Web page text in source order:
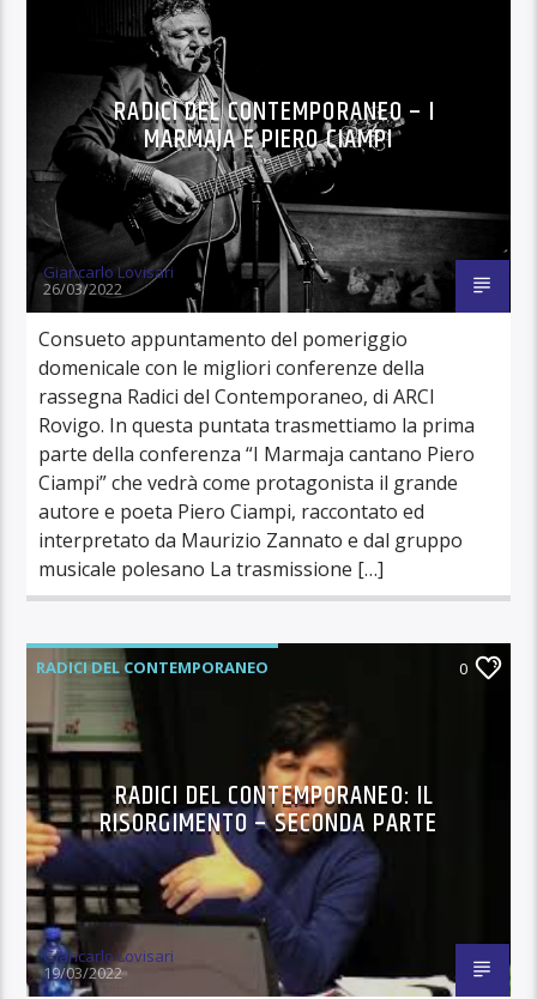
RADICI DEL CONTEMPORANEO – I
MARMAJA E PIERO CIAMPI
Giancarlo Lovisari
26/03/2022
Consueto appuntamento del pomeriggio
domenicale con le migliori conferenze della
rassegna Radici del Contemporaneo, di ARCI
Rovigo. In questa puntata trasmettiamo la prima
parte della conferenza “I Marmaja cantano Piero
Ciampi” che vedrà come protagonista il grande
autore e poeta Piero Ciampi, raccontato ed
interpretato da Maurizio Zannato e dal gruppo
musicale polesano La trasmissione […]
RADICI DEL CONTEMPORANEO 0
RADICI DEL CONTEMPORANEO: IL
RISORGIMENTO – SECONDA PARTE
Giancarlo Lovisari
19/03/2022